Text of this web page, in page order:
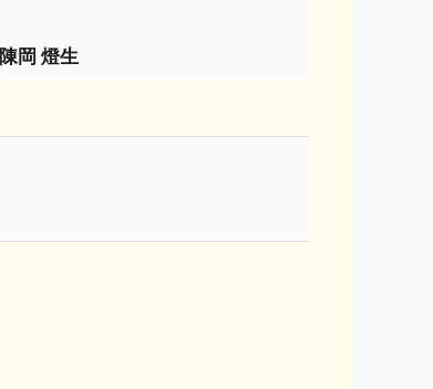
陳岡 燈生